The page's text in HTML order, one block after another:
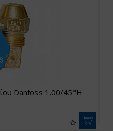
Danfoss 1,00/45°H